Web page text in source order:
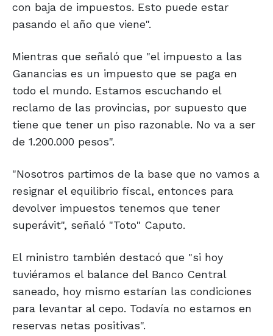
con baja de impuestos. Esto puede estar
pasando el año que viene".
Mientras que señaló que "el impuesto a las
Ganancias es un impuesto que se paga en
todo el mundo. Estamos escuchando el
reclamo de las provincias, por supuesto que
tiene que tener un piso razonable. No va a ser
de 1.200.000 pesos".
"Nosotros partimos de la base que no vamos a
resignar el equilibrio fiscal, entonces para
devolver impuestos tenemos que tener
superávit", señaló "Toto" Caputo.
El ministro también destacó que "si hoy
tuviéramos el balance del Banco Central
saneado, hoy mismo estarían las condiciones
para levantar al cepo. Todavía no estamos en
reservas netas positivas".